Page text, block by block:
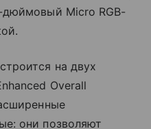
дюймовый Micro RGB-
на двух
Overall
они позволяют